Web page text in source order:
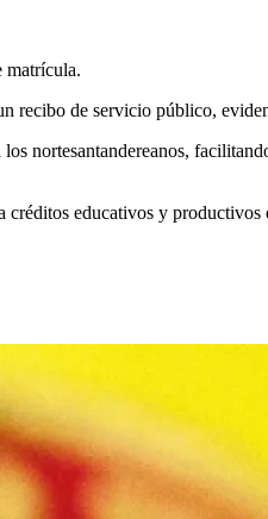
matrícula.
recibo de servicio público,
nortesantandereanos,
educativos y